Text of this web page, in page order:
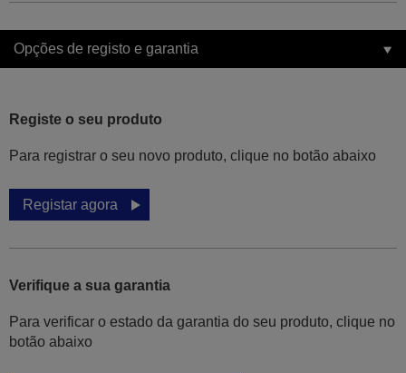
Opções de registo e garantia
Registe o seu produto
Para registrar o seu novo produto, clique no botão abaixo
Registar agora
Verifique a sua garantia
Para verificar o estado da garantia do seu produto, clique no
botão abaixo